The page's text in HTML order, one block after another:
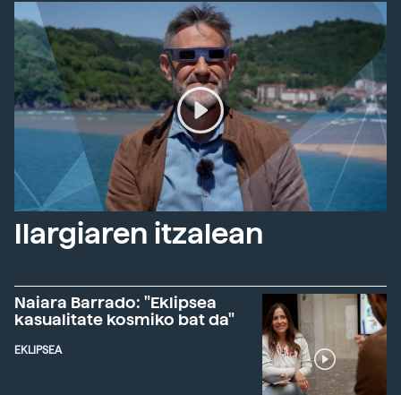
Ilargiaren itzalean
Naiara Barrado: "Eklipsea
kasualitate kosmiko bat da"
EKLIPSEA